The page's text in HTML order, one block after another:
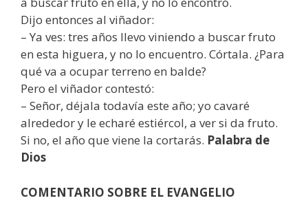
Dijo entonces al viñador:
– Ya ves: tres años llevo viniendo a buscar fruto
en esta higuera, y no lo encuentro. Córtala. ¿Para
qué va a ocupar terreno en balde?
Pero el viñador contestó:
– Señor, déjala todavía este año; yo cavaré
alrededor y le echaré estiércol, a ver si da fruto.
Si no, el año que viene la cortarás. Palabra de
Dios
COMENTARIO SOBRE EL EVANGELIO